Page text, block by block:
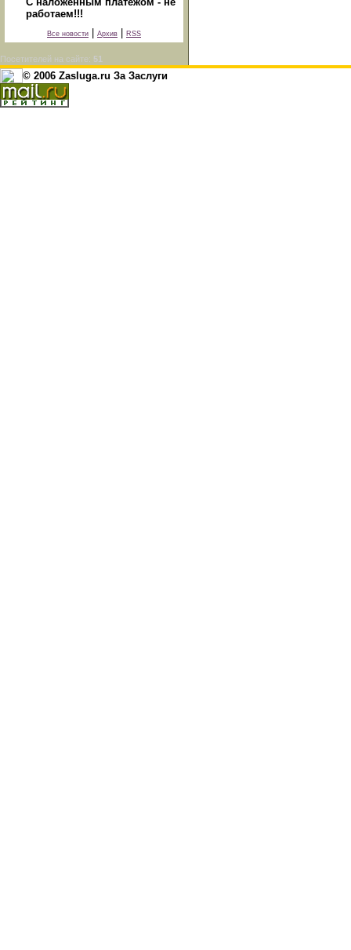
работаем!!!
Все новости Архив RSS
Посетителей на сайте: 51
© 2006 Zasluga.ru За Заслуги